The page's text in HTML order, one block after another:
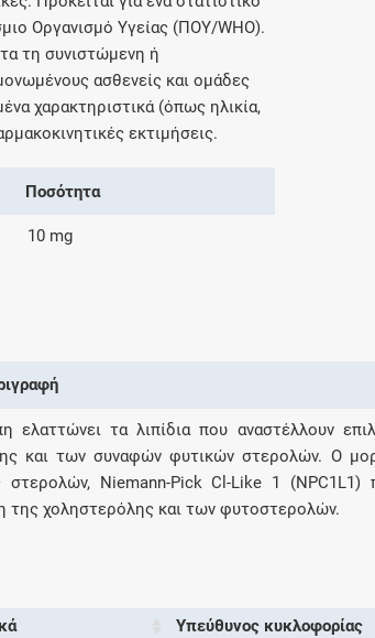
σας γεγονότα της
από το 2011 μέχρι
Οργανισμό Υγείας (ΠΟΥ/WHO).
τη συνιστώμενη ή
ασθενείς και ομάδες
χαρακτηριστικά (όπως ηλικία,
εκτιμήσεις.
Ποσότητα
10 mg
ελαττώνει τα λιπίδια που αναστέλλουν
και των συναφών φυτικών στερολών. Ο
στερολών, Niemann-Pick Cl-Like 1 (NPC1L1)
χοληστερόλης και των φυτοστερολών.
Υπεύθυνος κυκλοφορίας